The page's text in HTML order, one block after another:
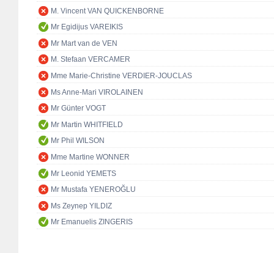
M. Vincent VAN QUICKENBORNE
Mr Egidijus VAREIKIS
Mr Mart van de VEN
M. Stefaan VERCAMER
Mme Marie-Christine VERDIER-JOUCLAS
Ms Anne-Mari VIROLAINEN
Mr Günter VOGT
Mr Martin WHITFIELD
Mr Phil WILSON
Mme Martine WONNER
Mr Leonid YEMETS
Mr Mustafa YENEROĞLU
Ms Zeynep YILDIZ
Mr Emanuelis ZINGERIS